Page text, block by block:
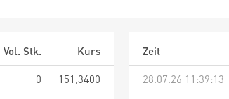
Vol. Stk.
Kurs
0
151,3400
Zeit
28.07.26 11:39:13